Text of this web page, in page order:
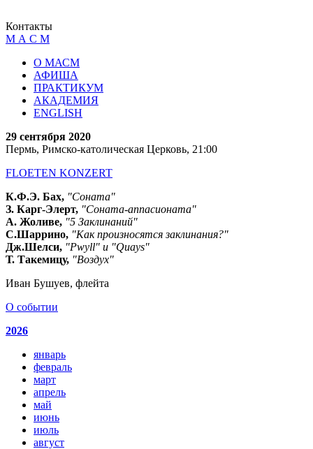
Контакты
М А С М
О МАСМ
АФИША
ПРАКТИКУМ
АКАДЕМИЯ
ENGLISH
29 сентября 2020
Пермь, Римско-католическая Церковь, 21:00
FLOETEN KONZERT
К.Ф.Э. Бах, "Соната"
З. Карг-Элерт, "Соната-аппасионата"
А. Жоливе, "5 Заклинаний"
С.Шаррино, "Как произносятся заклинания?"
Дж.Шелси, "Pwyll" и "Quays"
Т. Такемицу, "Воздух"
Иван Бушуев, флейта
О событии
2026
январь
февраль
март
апрель
май
июнь
июль
август